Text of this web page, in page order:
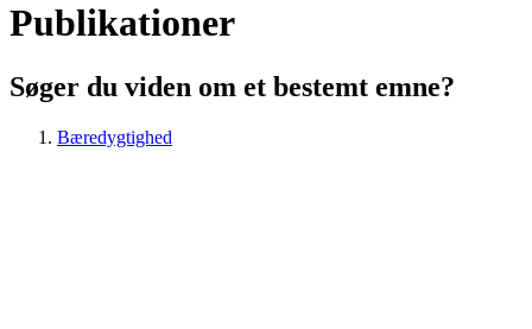
Publikationer
Søger du viden om et bestemt emne?
Bæredygtighed